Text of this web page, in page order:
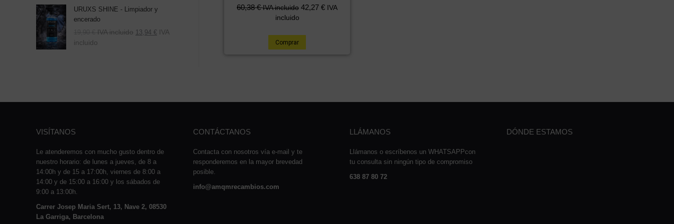
60,38€ IVA incluido 42,27 € IVA
incluido
Comprar
URUXS SHINE - Limpiador y
encerado
19,90 € IVA incluido 13,94 € IVA
incluido
VISÍTANOS
Le atenderemos con mucho gusto dentro de
nuestro horario: de lunes a jueves, de 8 a
14:00h y de 15 a 17:00h, viernes de 8:00 a
14:00 y de 15:00 a 16:00 y los sábados de
9:00 a 13:00h.
Carrer Josep Maria Sert, 13, Nave 2, 08530
La Garriga, Barcelona
CONTÁCTANOS
Contacta con nosotros vía e-mail y te
responderemos en la mayor brevedad
posible.
info@amqmrecambios.com
LLÁMANOS
Llámanos o escríbenos un WHATSAPPcon
tu consulta sin ningún tipo de compromiso
638 87 80 72
DÓNDE ESTAMOS